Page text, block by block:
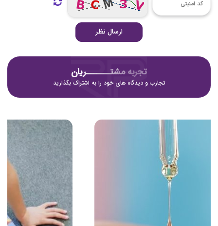
ارسال نظر
تجربه مشتـــــــریان
تجارب و دیدگاه های خود را به اشتراک بگذارید